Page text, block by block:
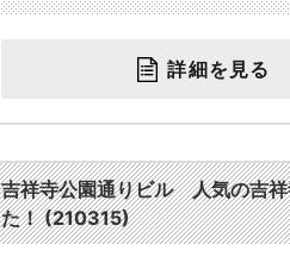
詳細を見る
吉祥寺公園通りビル 人気の吉祥
た！ (210315)